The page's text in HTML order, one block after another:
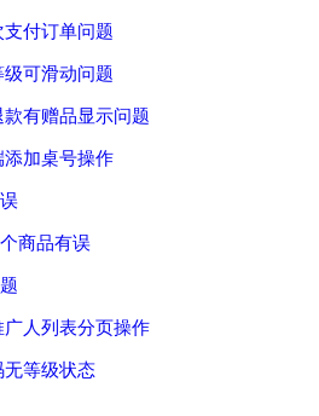
付订单问题
可滑动问题
有赠品显示问题
加桌号操作
商品有误
人列表分页操作
等级状态